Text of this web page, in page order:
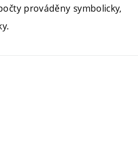
prováděny symbolicky,